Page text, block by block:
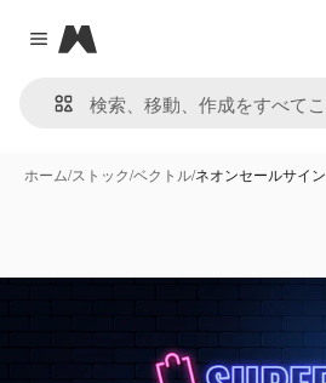
Close menu
Magnific
ホーム/ストック/ベクトル/ネオンセールサイン